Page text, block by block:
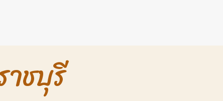
ชบุรี